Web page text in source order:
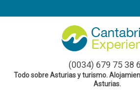
(0034) 679 75 38
Todo sobre Asturias y turismo.
Asturias.